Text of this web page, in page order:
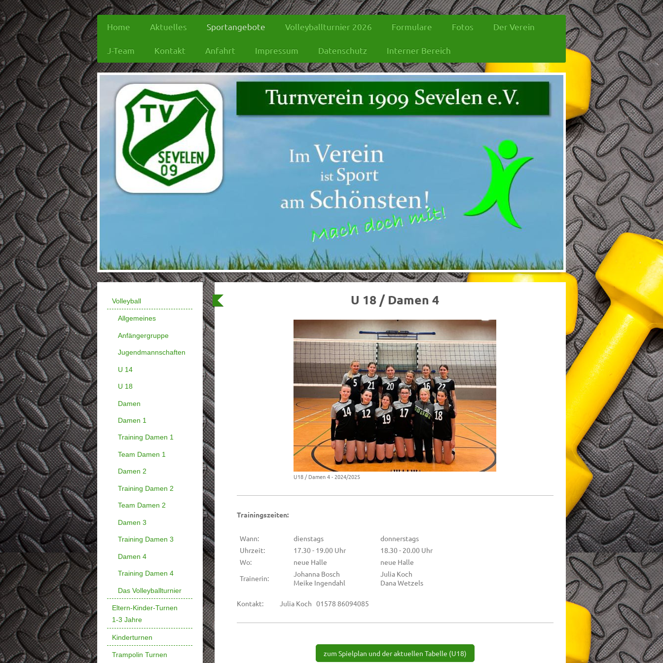
Home Aktuelles Sportangebote Volleyballturnier 2026 Formulare Fotos Der Verein
J-Team Kontakt Anfahrt Impressum Datenschutz Interner Bereich
U 18 / Damen 4
U18 / Damen 4 - 2024/2025
Trainingszeiten:
Wann: dienstags
donnerstags
Uhrzeit:
17.30 - 19.00 Uhr
18.30 - 20.00 Uhr
Wo:
neue Halle
neue Halle
Trainerin:
Johanna Bosch
Meike Ingendahl
Julia Koch
Dana Wetzels
Kontakt: Julia Koch 01578 86094085
zum Spielplan und der aktuellen Tabelle (U18)
Volleyball
Allgemeines
Anfängergruppe
Jugendmannschaften
U 14
U 18
Damen
Damen 1
Training Damen 1
Team Damen 1
Damen 2
Training Damen 2
Team Damen 2
Damen 3
Training Damen 3
Damen 4
Training Damen 4
Das Volleyballturnier
Eltern-Kinder-Turnen
1-3 Jahre
Kinderturnen
Trampolin Turnen